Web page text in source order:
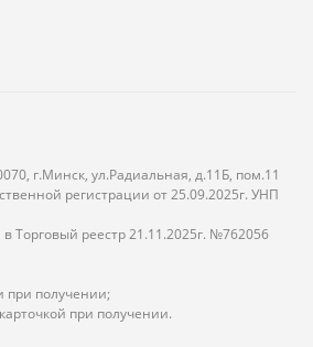
г.Минск, ул.Радиальная, д.11Б, пом.11
регистрации от 25.09.2025г. УНП
Торговый реестр 21.11.2025г. №762056
получении;
при получении.